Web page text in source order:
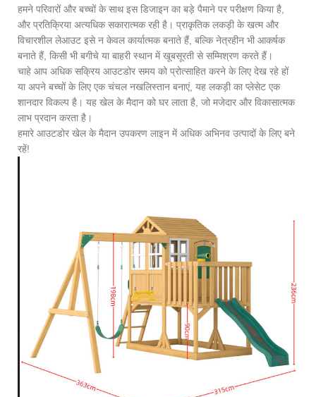
हमने परिवारों और बच्चों के साथ इस डिजाइन का बड़े पैमाने पर परीक्षण किया है,
और प्रतिक्रिया अत्यधिक सकारात्मक रही है। प्राकृतिक लकड़ी के खत्म और
विचारशील लेआउट इसे न केवल कार्यात्मक बनाते हैं, बल्कि नेत्रहीन भी आकर्षक
बनाते हैं, किसी भी बगीचे या बाहरी स्थान में खूबसूरती से सम्मिश्रण करते हैं।
चाहे आप अधिक सक्रिय आउटडोर समय को प्रोत्साहित करने के लिए देख रहे हों
या अपने बच्चों के लिए एक चंचल नखलिस्तान बनाएं, यह लकड़ी का प्लेसेट एक
शानदार विकल्प है। यह खेल के मैदान को घर लाता है, जो मजेदार और विकासात्मक
लाभ प्रदान करता है।
हमारे आउटडोर खेल के मैदान उपकरण लाइन में अधिक अभिनव उत्पादों के लिए बने
रहें!